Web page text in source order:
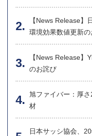
【News Release】
環境効果数値更新
【News Release
のお詫び
旭ファイバー：厚
材
日本サッシ協会、